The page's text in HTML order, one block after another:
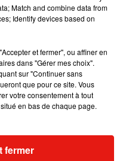
Match and combine data from
Identify devices based on
et fermer", ou affiner en
dans "Gérer mes choix".
sur "Continuer sans
que pour ce site. Vous
votre consentement à tout
en bas de chaque page.
fermer